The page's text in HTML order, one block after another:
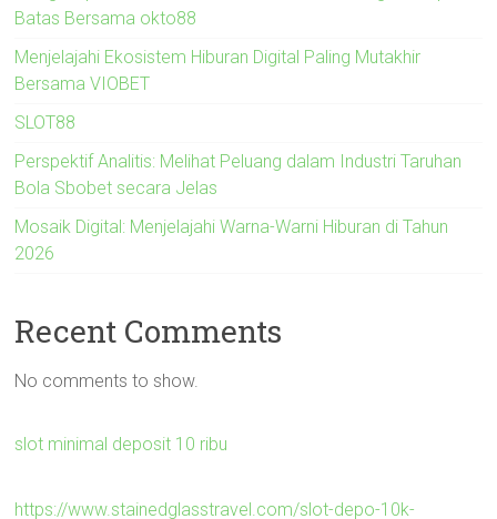
Batas Bersama okto88
Menjelajahi Ekosistem Hiburan Digital Paling Mutakhir
Bersama VIOBET
SLOT88
Perspektif Analitis: Melihat Peluang dalam Industri Taruhan
Bola Sbobet secara Jelas
Mosaik Digital: Menjelajahi Warna-Warni Hiburan di Tahun
2026
Recent Comments
No comments to show.
slot minimal deposit 10 ribu
https://www.stainedglasstravel.com/slot-depo-10k-